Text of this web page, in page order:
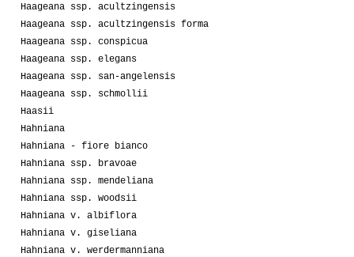
Haageana ssp. acultzingensis
Haageana ssp. acultzingensis forma
Haageana ssp. conspicua
Haageana ssp. elegans
Haageana ssp. san-angelensis
Haageana ssp. schmollii
Haasii
Hahniana
Hahniana - fiore bianco
Hahniana ssp. bravoae
Hahniana ssp. mendeliana
Hahniana ssp. woodsii
Hahniana v. albiflora
Hahniana v. giseliana
Hahniana v. werdermanniana